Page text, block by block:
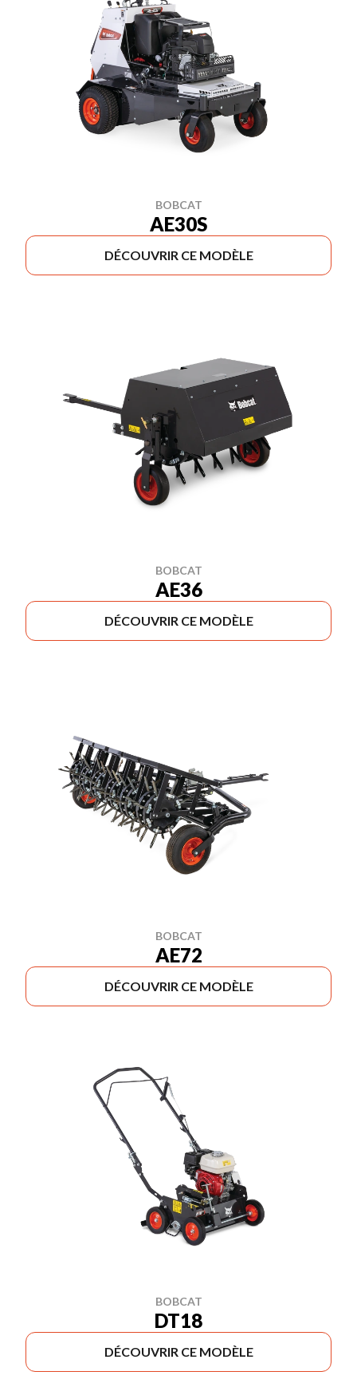
BOBCAT
AE30S
DÉCOUVRIR CE MODÈLE
BOBCAT
AE36
DÉCOUVRIR CE MODÈLE
BOBCAT
AE72
DÉCOUVRIR CE MODÈLE
BOBCAT
DT18
DÉCOUVRIR CE MODÈLE